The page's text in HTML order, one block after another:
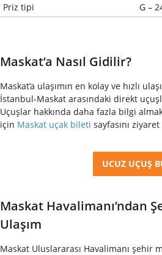
Priz tipi
G –
Maskat’a Nasıl Gidilir?
Maskat’a ulaşımın en kolay ve hızlı
İstanbul-Maskat arasındaki direkt
Uçuşlar hakkında daha fazla bilgi
için Maskat uçak bileti sayfasını
UCUZ UÇUŞ
Maskat Havalimanı’ndan
Ulaşım
Maskat Uluslararası Havalimanı şehir